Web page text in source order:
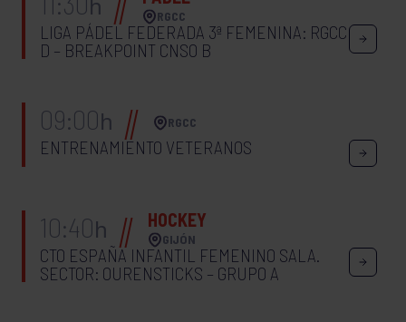
RGCC
LIGA PÁDEL FEDERADA 3ª FEMENINA: RGCC
D – BREAKPOINT CNSO B
09:00h RGCC
ENTRENAMIENTO VETERANOS
10:40h HOCKEY
GIJÓN
CTO ESPAÑA INFANTIL FEMENINO SALA.
SECTOR: OURENSTICKS – GRUPO A